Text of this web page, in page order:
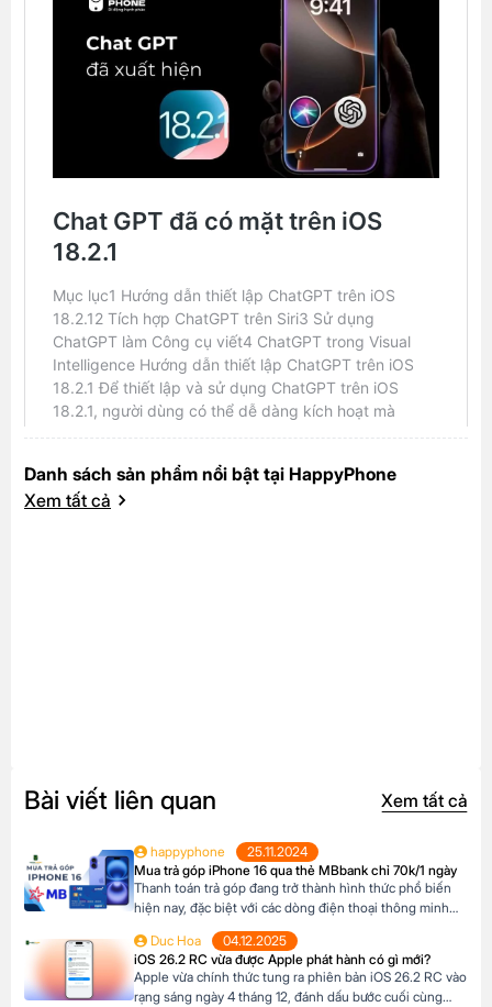
Danh sách sản phẩm nổi bật tại HappyPhone
Xem tất cả
Bài viết liên quan Xem tất cả
happyphone
25.11.2024
Mua trả góp iPhone 16 qua thẻ MBbank chỉ 70k/1 ngày
Thanh toán trả góp đang trở thành hình thức phổ biến
hiện nay, đặc biệt với các dòng điện thoại thông minh
khả năng tài chính tức thời của nhiều người Tại Happy
Phone, khách hàng có thể lựa chọn chương trình trả […]
Duc Hoa
04.12.2025
iOS 26.2 RC vừa được Apple phát hành có gì mới?
Apple vừa chính thức tung ra phiên bản iOS 26.2 RC vào
rạng sáng ngày 4 tháng 12, đánh dấu bước cuối cùng